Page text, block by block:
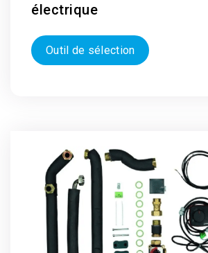
électrique
Outil de sélection